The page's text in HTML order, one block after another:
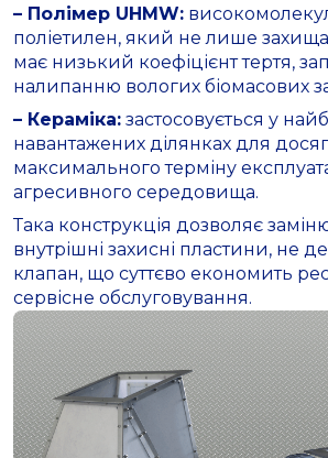
– Полімер UHMW:
поліетилен, який не лише
має низький коефіцієнт тертя,
налипанню вологих біомасових
– Кераміка: застосовується у
навантажених ділянках для
максимального терміну
агресивного середовища.
Така конструкція дозволяє
внутрішні захисні пластини, не
клапан, що суттєво економить
сервісне обслуговування.